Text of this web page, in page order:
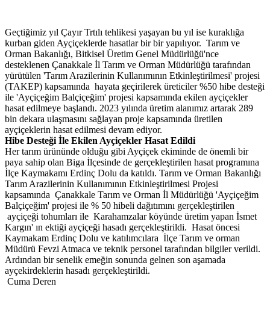
Geçtiğimiz yıl Çayır Trtılı tehlikesi yaşayan bu yıl ise kuraklığa
kurban giden Ayçiçeklerde hasatlar bir bir yapılıyor. Tarım ve
Orman Bakanlığı, Bitkisel Üretim Genel Müdürlüğü'nce
desteklenen Çanakkale İl Tarım ve Orman Müdürlüğü tarafından
yürütülen 'Tarım Arazilerinin Kullanımının Etkinleştirilmesi' projesi
(TAKEP) kapsamında hayata geçirilerek üreticiler %50 hibe desteği
ile 'Ayçiçeğim Balçiçeğim' projesi kapsamında ekilen ayçiçekler
hasat edilmeye başlandı. 2023 yılında üretim alanımız artarak 289
bin dekara ulaşmasını sağlayan proje kapsamında üretilen
ayçiçeklerin hasat edilmesi devam ediyor.
Hibe Desteği İle Ekilen Ayçiçekler Hasat Edildi
Her tarım ürününde olduğu gibi Ayçiçek ekiminde de önemli bir
paya sahip olan Biga İlçesinde de gerçekleştirilen hasat programına
İlçe Kaymakamı Erdinç Dolu da katıldı. Tarım ve Orman Bakanlığı
Tarım Arazilerinin Kullanımının Etkinleştirilmesi Projesi
kapsamında Çanakkale Tarım ve Orman İl Müdürlüğü 'Ayçiçeğim
Balçiçeğim' projesi ile % 50 hibeli dağıtımını gerçekleştirilen
ayçiçeği tohumları ile Karahamzalar köyünde üretim yapan İsmet
Kargın' ın ektiği ayçiçeği hasadı gerçekleştirildi. Hasat öncesi
Kaymakam Erdinç Dolu ve katılımcılara İlçe Tarım ve orman
Müdürü Fevzi Atmaca ve teknik personel tarafından bilgiler verildi.
Ardından bir senelik emeğin sonunda gelnen son aşamada
ayçekirdeklerin hasadı gerçekleştirildi.
Cuma Deren